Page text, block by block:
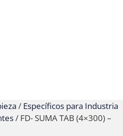
/ Específicos para Industria
/ FD- SUMA TAB (4×300) –